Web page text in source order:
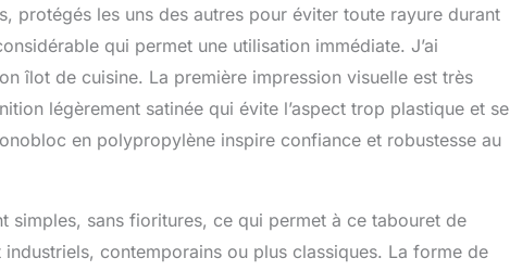
protégés les uns des autres pour éviter toute rayure durant
qui permet une utilisation immédiate. J’ai
îlot de cuisine. La première impression visuelle est très
légèrement satinée qui évite l’aspect trop plastique et se
en polypropylène inspire confiance et robustesse au
simples, sans fioritures, ce qui permet à ce tabouret de
contemporains ou plus classiques. La forme de